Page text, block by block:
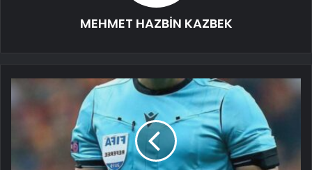
MEHMET HAZBİN KAZBEK